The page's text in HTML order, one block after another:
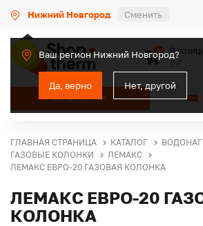
Нижний Новгород Сменить
Ваш регион Нижний Новгород?
Да, верно Нет, другой
КАТАЛОГ
0
0
ГЛАВНАЯ СТРАНИЦА КАТАЛОГ
ГАЗОВЫЕ КОЛОНКИ
ЛЕМАКС
ЛЕМАКС ЕВРО-20 ГАЗОВАЯ КОЛОНКА
ЛЕМАКС ЕВРО-20
КОЛОНКА